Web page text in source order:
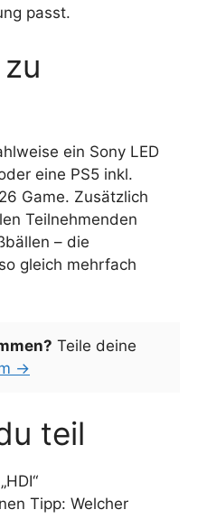
passt.
ein Sony LED
eine PS5 inkl.
Game. Zusätzlich
Teilnehmenden
– die
gleich mehrfach
Teile deine
→
teil
Tipp: Welcher